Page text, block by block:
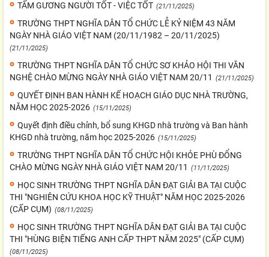
TẤM GƯƠNG NGƯỜI TỐT - VIỆC TỐT (21/11/2025)
TRƯỜNG THPT NGHĨA DÂN TỔ CHỨC LỄ KỶ NIỆM 43 NĂM
NGÀY NHÀ GIÁO VIỆT NAM (20/11/1982 – 20/11/2025)
(21/11/2025)
TRƯỜNG THPT NGHĨA DÂN TỔ CHỨC SƠ KHẢO HỘI THI VĂN
NGHỆ CHÀO MỪNG NGÀY NHÀ GIÁO VIỆT NAM 20/11
(21/11/2025)
QUYẾT ĐỊNH BAN HÀNH KẾ HOẠCH GIÁO DỤC NHÀ TRƯỜNG,
NĂM HỌC 2025-2026 (15/11/2025)
Quyết định điều chỉnh, bổ sung KHGD nhà trường và Ban hành
KHGD nhà trường, năm học 2025-2026 (15/11/2025)
TRƯỜNG THPT NGHĨA DÂN TỔ CHỨC HỘI KHỎE PHÙ ĐỔNG
CHÀO MỪNG NGÀY NHÀ GIÁO VIỆT NAM 20/11
(11/11/2025)
HỌC SINH TRƯỜNG THPT NGHĨA DÂN ĐẠT GIẢI BA TẠI CUỘC
THI "NGHIÊN CỨU KHOA HỌC KỸ THUẬT" NĂM HỌC 2025-2026
(CẤP CỤM) (08/11/2025)
HỌC SINH TRƯỜNG THPT NGHĨA DÂN ĐẠT GIẢI BA TẠI CUỘC
THI "HÙNG BIỆN TIẾNG ANH CẤP THPT NĂM 2025" (CẤP CỤM)
(08/11/2025)